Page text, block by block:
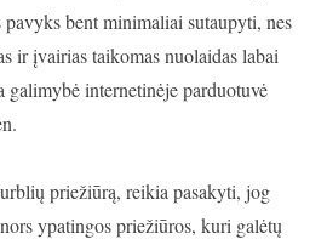
bent minimaliai sutaupyti, nes
ir įvairias taikomas nuolaidas labai
galimybė internetinėje parduotuvė
priežiūrą, reikia pasakyti, jog
ypatingos priežiūros, kuri galėtų